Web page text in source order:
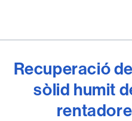
Recuperació
sòlid humit